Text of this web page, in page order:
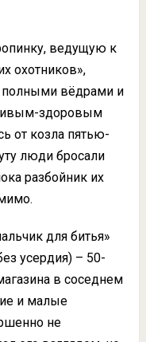
ведущую к
охотников»,
вёдрами и
здоровым
от козла пятью-
люди бросали
разбойник их
для битья»
усердия) – 50-
в соседнем
и малые
не